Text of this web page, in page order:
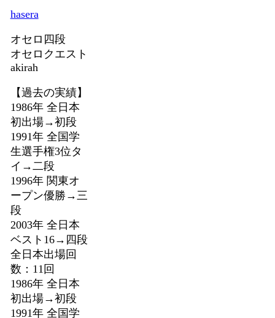
hasera
オセロ四段
オセロクエスト
akirah
【過去の実績】
1986年 全日本
初出場→初段
1991年 全国学
生選手権3位タ
イ→二段
1996年 関東オ
ープン優勝→三
段
2003年 全日本
ベスト16→四段
全日本出場回
数：11回
1986年 全日本
初出場→初段
1991年 全国学